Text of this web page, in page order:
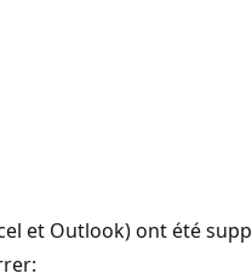
et Outlook) ont été